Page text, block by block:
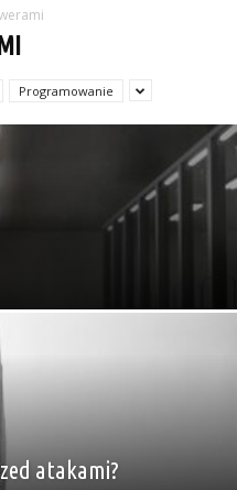
Programowanie
atakami?